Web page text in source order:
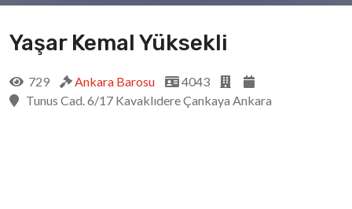
Yaşar Kemal Yüksekli
729 Ankara Barosu
4043
Tunus Cad. 6/17 Kavaklıdere Çankaya Ankara